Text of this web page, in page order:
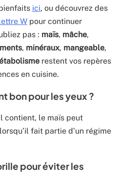
ici, ou découvrez des
W pour continuer
pas : maïs, mâche,
, minéraux, mangeable,
restent vos repères
en cuisine.
bon pour les yeux ?
contient, le maïs peut
fait partie d’un régime
pour éviter les